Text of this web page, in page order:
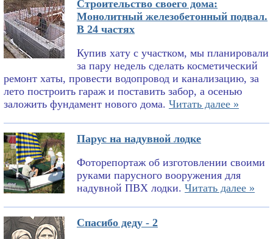
Строительство своего дома:
Монолитный железобетонный подвал.
В 24 частях
Купив хату с участком, мы планировали
за пару недель сделать косметический
ремонт хаты, провести водопровод и канализацию, за
лето построить гараж и поставить забор, а осенью
заложить фундамент нового дома. Читать далее »
Парус на надувной лодке
Фоторепортаж об изготовлении своими
руками парусного вооружения для
надувной ПВХ лодки. Читать далее »
Спасибо деду - 2